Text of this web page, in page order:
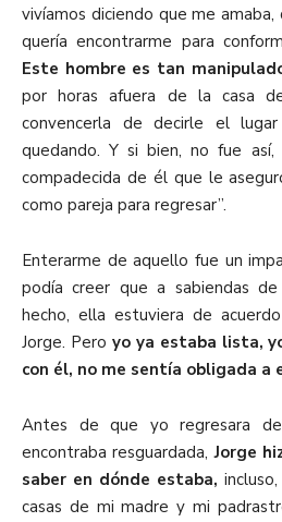
vivíamos diciendo que me
quería encontrarme para
Este hombre es tan
por horas afuera de la casa
convencerla de decirle el
quedando. Y si bien, no fue
compadecida de él que le
como pareja para regresar”.
Enterarme de aquello fue un
podía creer que a sabiendas
hecho, ella estuviera de
Jorge. Pero yo ya estaba lista,
con él, no me sentía obligada a
Antes de que yo regresara
encontraba resguardada,Jorge
saber en dónde estaba,
casas de mi madre y mi